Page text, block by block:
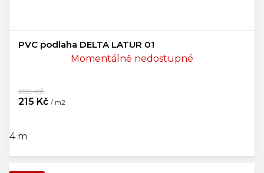
PVC podlaha DELTA LATUR 01
Momentálně nedostupné
215 Kč / m2
255 Kč
4 m